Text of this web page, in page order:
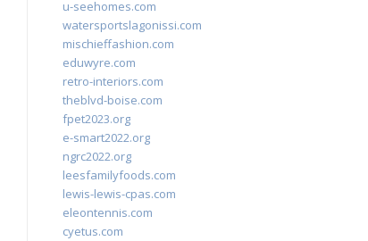
u-seehomes.com
watersportslagonissi.com
mischieffashion.com
eduwyre.com
retro-interiors.com
theblvd-boise.com
fpet2023.org
e-smart2022.org
ngrc2022.org
leesfamilyfoods.com
lewis-lewis-cpas.com
eleontennis.com
cyetus.com